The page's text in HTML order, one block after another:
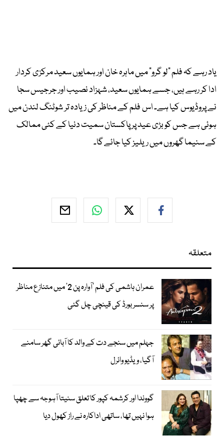
یاد رہے کہ فلم "لو گرو" میں ماہرہ خان اور ہمایوں سعید مرکزی کردار
ادا کر رہے ہیں، جسے ہمایوں سعید، شہزاد نصیب اور جرجیس سجا
نے پروڈیوس کیا ہے۔ اس فلم کے مناظر کی زیادہ تر شوٹنگ لندن میں
ہوئی ہے جس کو بڑی عید پر پاکستان سمیت دنیا کے کئی ممالک
کے سنیما گھروں میں ریلیز کیا جائے گا۔
متعلقہ
عمران ہاشمی کی فلم ’آوارہ پن 2‘ میں متنازع مناظر
پر سنسر بورڈ کی قینچی چل گئی
جہلم میں سنجے دت کے والد کا آبائی گھر سامنے
آگیا، ویڈیو وائرل
گووندا اور کرشمہ کپور کا تعلق سنیتا آہوجہ سے چھپا
ہوا نہیں تھا، ساتھی اداکارہ نے راز کھول دیا